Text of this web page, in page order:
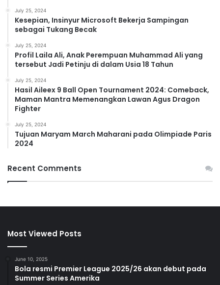
July 25, 2024
Kesepian, Insinyur Microsoft Bekerja Sampingan
sebagai Tukang Becak
July 25, 2024
Profil Laila Ali, Anak Perempuan Muhammad Ali yang
tersebut Jadi Petinju di dalam Usia 18 Tahun
July 25, 2024
Hasil Aileex 9 Ball Open Tournament 2024: Comeback,
Maman Mantra Memenangkan Lawan Agus Dragon
Fighter
July 25, 2024
Tujuan Maryam March Maharani pada Olimpiade Paris
2024
Recent Comments
Most Viewed Posts
June 10, 2025
Bola resmi Premier League 2025/26 akan debut pada
Summer Series Amerika